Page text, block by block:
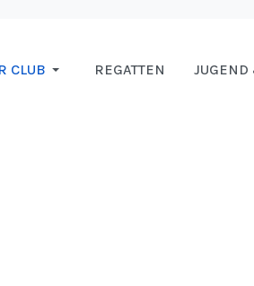
CLUB REGATTEN JUGEND